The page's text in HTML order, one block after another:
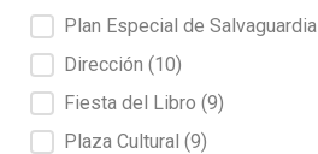
Plan Especial de Salvaguardia
Dirección (10)
Fiesta del Libro (9)
Plaza Cultural (9)